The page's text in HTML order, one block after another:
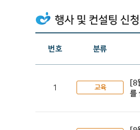
행사 및 컨설팅 신
리스트
번호 분류
1 교육
[8
를